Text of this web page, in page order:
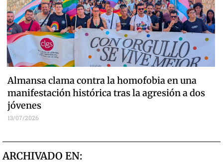
Almansa clama contra la homofobia en una
manifestación histórica tras la agresión a dos
jóvenes
13/07/2026
ARCHIVADO EN: